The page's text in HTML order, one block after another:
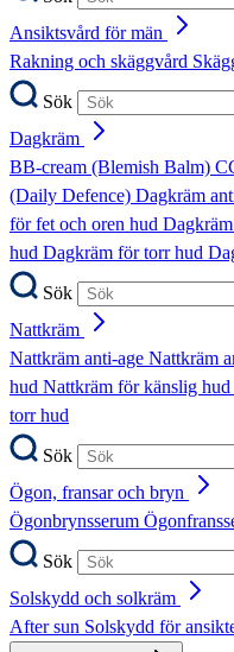
Ansiktsvård för män
Rakning och skäggvård
Sök
Dagkräm
BB-cream (Blemish Balm)
(Daily Defence) Dagkräm
för fet och oren hud
hud Dagkräm för torr hud
Sök
Nattkräm
Nattkräm anti-age Nattkräm
hud Nattkräm för känslig hud
torr hud
Sök
Ögon, fransar och bryn
Ögonbrynsserum
Sök
Solskydd och solkräm
After sun Solskydd för